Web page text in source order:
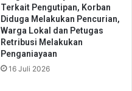
Terkait Pengutipan, Korban
Diduga Melakukan Pencurian,
Warga Lokal dan Petugas
Retribusi Melakukan
Penganiayaan
16 Juli 2026